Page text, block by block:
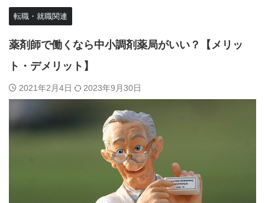
転職・就職関連
薬剤師で働くなら中小調剤薬局がいい？【メリッ
ト・デメリット】
2021年2月4日 2023年9月30日